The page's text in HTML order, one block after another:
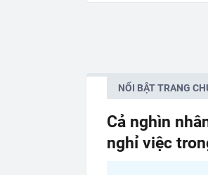
NỔI BẬT TRANG
Cả nghìn
nghỉ việc